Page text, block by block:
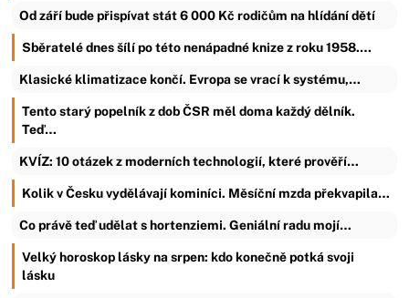
Od září bude přispívat stát 6 000 Kč rodičům na hlídání dětí
Sběratelé dnes šílí po této nenápadné knize z roku 1958.…
Klasické klimatizace končí. Evropa se vrací k systému,…
Tento starý popelník z dob ČSR měl doma každý dělník.
Teď…
KVÍZ: 10 otázek z moderních technologií, které prověří…
Kolik v Česku vydělávají kominíci. Měsíční mzda překvapila…
Co právě teď udělat s hortenziemi. Geniální radu mojí…
Velký horoskop lásky na srpen: kdo konečně potká svoji
lásku